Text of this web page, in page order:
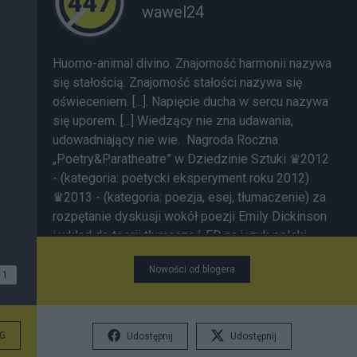
1
wawel24
Huomo-animal divino. Znajomość harmonii nazywa
się stałością. Znajomość stałości nazywa się
oświeceniem. [...]. Napięcie ducha w sercu nazywa
się uporem. [...] Wiedzący nie zna udawania,
udowadniający nie wie. Nagroda Roczna
„Poetry&Paratheatre” w Dziedzinie Sztuki ♛2012
- (kategoria: poetycki eksperyment roku 2012)
♛2013 - (kategoria: poezja, esej, tłumaczenie) za
rozpętanie dyskusji wokół poezji Emily Dickinson
i wkład do teorii tłumaczeń ED na język polski
========================== ❀
TEMATYCZNA LISTA NOTEK ❀ F I L O Z O F I A ✹
Hołodomor. Ludobójstwo. Odsłona druga. Nowe
metody 3.10.04.2011 P O S T A C I 1.Franz Kafka
Nowości od blogera
Udostępnij Udostępnij